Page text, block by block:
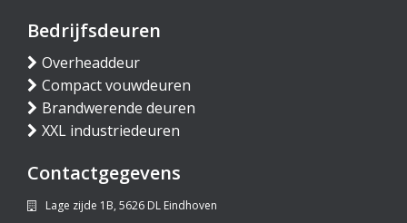
Bedrijfsdeuren
Overheaddeur
Compact vouwdeuren
Brandwerende deuren
XXL industriedeuren
Contactgegevens
Lage zijde 1B, 5626 DL Eindhoven